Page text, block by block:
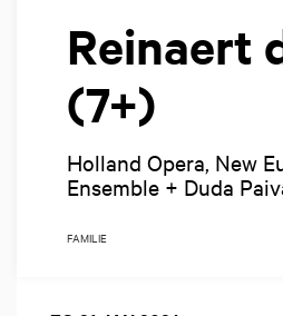
Reinaert
(7+)
Holland Opera, New
Ensemble + Duda
FAMILIE